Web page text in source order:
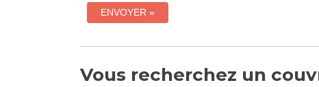
Vous recherchez un